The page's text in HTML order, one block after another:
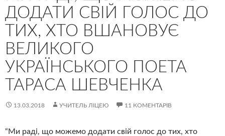
ДОДАТИ СВІЙ ГОЛОС ДО
ТИХ, ХТО ВШАНОВУЄ
ВЕЛИКОГО
УКРАЇНСЬКОГО ПОЕТА
ТАРАСА ШЕВЧЕНКА
13.03.2018 УЧИТЕЛЬ ЛІЦЕЮ 11 КОМЕНТАРІВ
“Ми раді, що можемо додати свій голос до тих, хто